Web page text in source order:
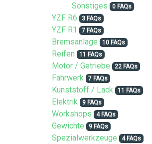
Sonstiges 0 FAQs
YZF R6 3 FAQs
YZF R1 7 FAQs
Bremsanlage 10 FAQs
Reifen 11 FAQs
Motor / Getriebe 22 FAQs
Fahrwerk 7 FAQs
Kunststoff / Lack 11 FAQs
Elektrik 9 FAQs
Workshops 4 FAQs
Gewichte 9 FAQs
Spezialwerkzeuge 4 FAQs